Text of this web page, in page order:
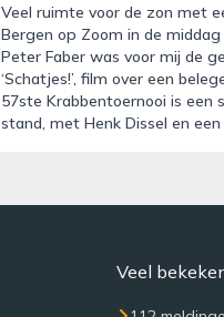
Veel ruimte voor de zon met
Bergen op Zoom in de middag
Peter Faber was voor mij de
‘Schatjes!’, film over een
57ste Krabbentoernooi is een
stand, met Henk Dissel en
Veel